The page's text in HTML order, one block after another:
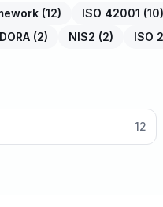
(12) ISO 42001 (10)
DORA (2) NIS2 (2) ISO
12